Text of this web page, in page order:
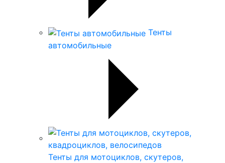
Тенты
автомобильные
Тенты для мотоциклов, скутеров,